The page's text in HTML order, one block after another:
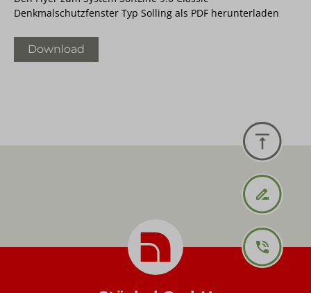
Denkmalschutzfenster Typ Solling als PDF herunterladen
Download